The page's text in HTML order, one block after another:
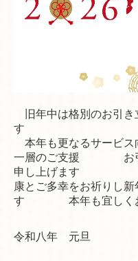
会社案内
旧年中は格別のお引き
す
本年も更なるサービス
一層のご支援 お引き
申し上
康とご多幸をお祈りし新
す 本年も宜しく
令和八年 元旦